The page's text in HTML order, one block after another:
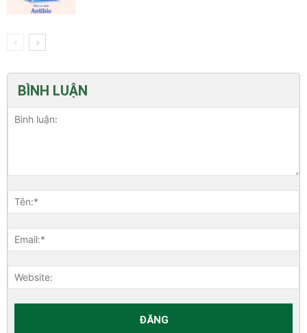
BÌNH LUẬN